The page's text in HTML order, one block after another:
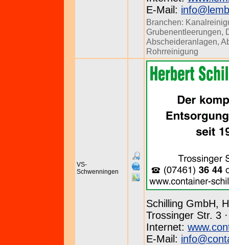
E-Mail:
Branchen:
Grubenentleerungen,
Abscheideranlagen,
Rohrreinigung
VS-
Schwenningen
Schilling GmbH,
Trossinger Str. 3
Internet:
E-Mail: